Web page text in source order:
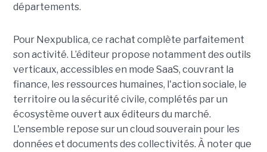
départements.
Pour Nexpublica, ce rachat complète parfaitement
son activité. L’éditeur propose notamment des outils
verticaux, accessibles en mode SaaS, couvrant la
finance, les ressources humaines, l'action sociale, le
territoire ou la sécurité civile, complétés par un
écosystème ouvert aux éditeurs du marché.
L'ensemble repose sur un cloud souverain pour les
données et documents des collectivités. À noter que